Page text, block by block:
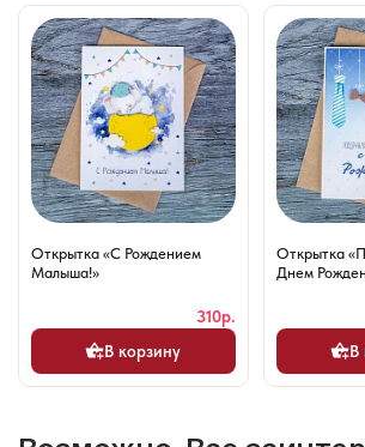
Открытка «С Рождением
Малыша!»
310р.
В корзину
Открытка
Днем
В